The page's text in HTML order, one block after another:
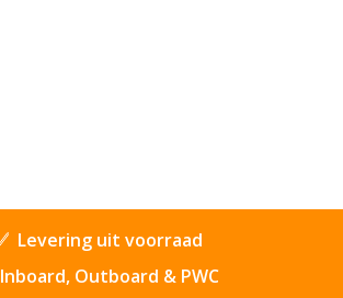
Levering uit voorraad
Inboard, Outboard & PWC